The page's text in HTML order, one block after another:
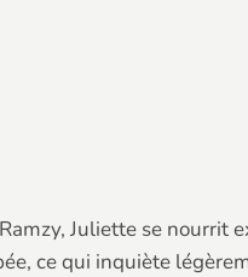
Juliette se
ce qui inquiète